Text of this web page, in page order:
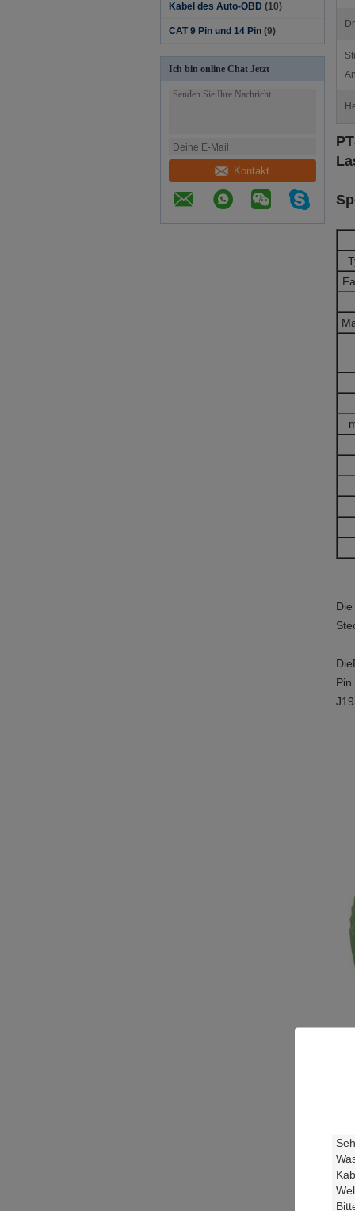
Kabel des Auto-OBD (10)
CAT 9 Pin und 14 Pin (9)
Ich bin online Chat Jetzt
Kontakt
Die